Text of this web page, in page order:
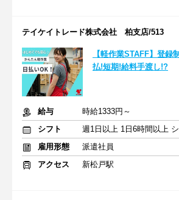
テイケイトレード株式会社 柏支店/513
【軽作業STAFF】登録
払!短期!給料手渡し!?
給与
時給1333円～
シフト
雇用形態
派遣社員
アクセス
新松戸駅